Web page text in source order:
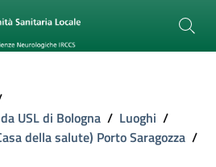
USL di Bologna / Luoghi /
della salute) Porto Saragozza /